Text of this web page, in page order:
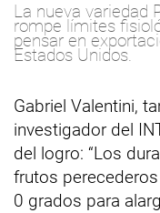
La nueva variedad
rompe límites
pensar en
Estados Unidos.
Gabriel Valentini,
investigador del
del logro: “Los
frutos
0 grados para